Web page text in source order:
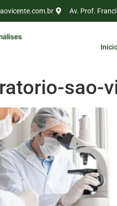
Av. Prof.
sao-